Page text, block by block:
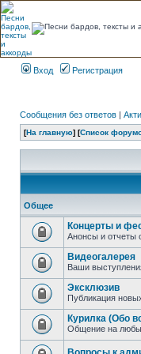
Вход Регистрация
Сообщения без ответов |
[На главную] [Список
Общее
Концерты и
Анонсы и отчеты
Видеогалерея
Ваши
Эксклюзив
Публикация
Курилка (Обо
Общение на